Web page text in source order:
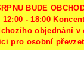
BUDE
12:00 - 18:00
objednání v
pro osobní